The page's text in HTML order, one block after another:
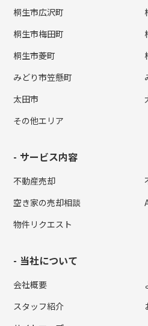
桐生市広沢町
桐生市梅田町
桐生市菱町
みどり市笠懸町
太田市
その他エリア
サービス内容
不動産売却
空き家の売却相談
物件リクエスト
当社について
会社概要
スタッフ紹介